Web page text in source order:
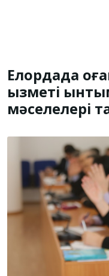
Елордада
қызметі
мәселелері